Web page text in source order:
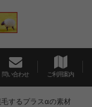
問い合わせ ご利用案内
毛するプラスαの素材